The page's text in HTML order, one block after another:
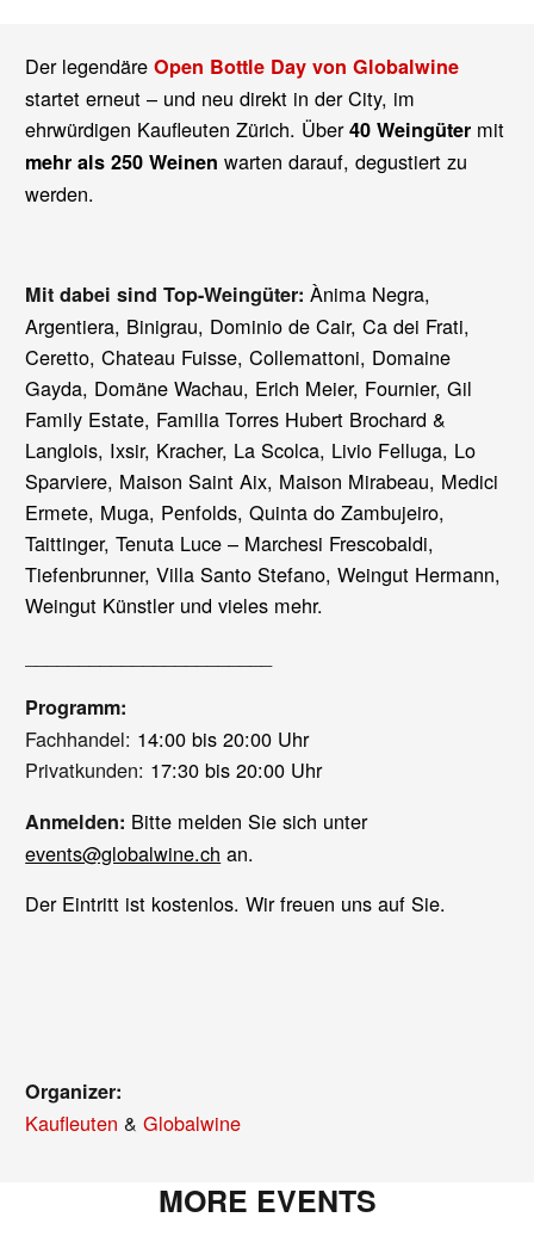
Der legendäreOpen Bottle Day von Globalwine
startet erneut – und neu direkt in der City, im
ehrwürdigen Kaufleuten Zürich. Über40 Weingüter mit
mehr als 250 Weinen warten darauf, degustiert zu
werden.
Mit dabei sind Top-Weingüter: Ànima Negra,
Argentiera, Binigrau, Dominio de Cair, Ca dei Frati,
Ceretto, Chateau Fuisse, Collemattoni, Domaine
Gayda, Domäne Wachau, Erich Meier, Fournier, Gil
Family Estate, Familia Torres Hubert Brochard &
Langlois, Ixsir, Kracher, La Scolca, Livio Felluga, Lo
Sparviere, Maison Saint Aix, Maison Mirabeau, Medici
Ermete, Muga, Penfolds, Quinta do Zambujeiro,
Taittinger, Tenuta Luce – Marchesi Frescobaldi,
Tiefenbrunner, Villa Santo Stefano, Weingut Hermann,
Weingut Künstler und vieles mehr.
Programm:
Fachhandel: 14:00 bis 20:00 Uhr
Privatkunden: 17:30 bis 20:00 Uhr
Anmelden: Bitte melden Sie sich unter
events@globalwine.ch an.
Der Eintritt ist kostenlos. Wir freuen uns auf Sie.
Organizer:
Kaufleuten&Globalwine
MORE EVENTS